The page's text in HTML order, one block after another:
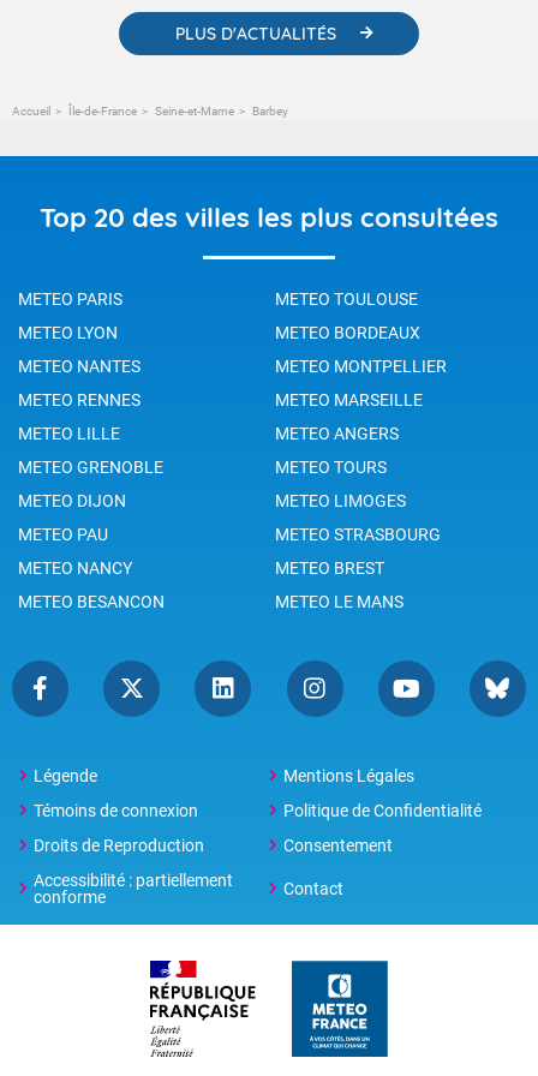
PLUS D'ACTUALITÉS
Accueil Île-de-France Seine-et-Marne Barbey
Top 20 des villes les plus consultées
METEO PARIS
METEO TOULOUSE
METEO LYON
METEO BORDEAUX
METEO NANTES
METEO MONTPELLIER
METEO RENNES
METEO MARSEILLE
METEO LILLE
METEO ANGERS
METEO GRENOBLE
METEO TOURS
METEO DIJON
METEO LIMOGES
METEO PAU
METEO STRASBOURG
METEO NANCY
METEO BREST
METEO BESANCON
METEO LE MANS
Légende
Mentions Légales
Témoins de connexion
Politique de Confidentialité
Droits de Reproduction
Consentement
Accessibilité : partiellement
conforme
Contact